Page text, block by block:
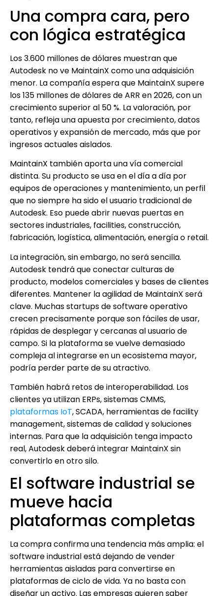
Una compra cara, pero
con lógica estratégica
Los 3.600 millones de dólares muestran que
Autodesk no ve MaintainX como una adquisición
menor. La compañía espera que MaintainX supere
los 135 millones de dólares de ARR en 2026, con un
crecimiento superior al 50 %. La valoración, por
tanto, refleja una apuesta por crecimiento, datos
operativos y expansión de mercado, más que por
ingresos actuales aislados.
MaintainX también aporta una vía comercial
distinta. Su producto se usa en el día a día por
equipos de operaciones y mantenimiento, un perfil
que no siempre ha sido el usuario tradicional de
Autodesk. Eso puede abrir nuevas puertas en
sectores industriales, facilities, construcción,
fabricación, logística, alimentación, energía o retail.
La integración, sin embargo, no será sencilla.
Autodesk tendrá que conectar culturas de
producto, modelos comerciales y bases de clientes
diferentes. Mantener la agilidad de MaintainX será
clave. Muchas startups de software operativo
crecen precisamente porque son fáciles de usar,
rápidas de desplegar y cercanas al usuario de
campo. Si la plataforma se vuelve demasiado
compleja al integrarse en un ecosistema mayor,
podría perder parte de su atractivo.
También habrá retos de interoperabilidad. Los
clientes ya utilizan ERPs, sistemas CMMS,
plataformas IoT, SCADA, herramientas de facility
management, sistemas de calidad y soluciones
internas. Para que la adquisición tenga impacto
real, Autodesk deberá integrar MaintainX sin
convertirlo en otro silo.
El software industrial se
mueve hacia
plataformas completas
La compra confirma una tendencia más amplia: el
software industrial está dejando de vender
herramientas aisladas para convertirse en
plataformas de ciclo de vida. Ya no basta con
diseñar un activo. Las empresas quieren saber